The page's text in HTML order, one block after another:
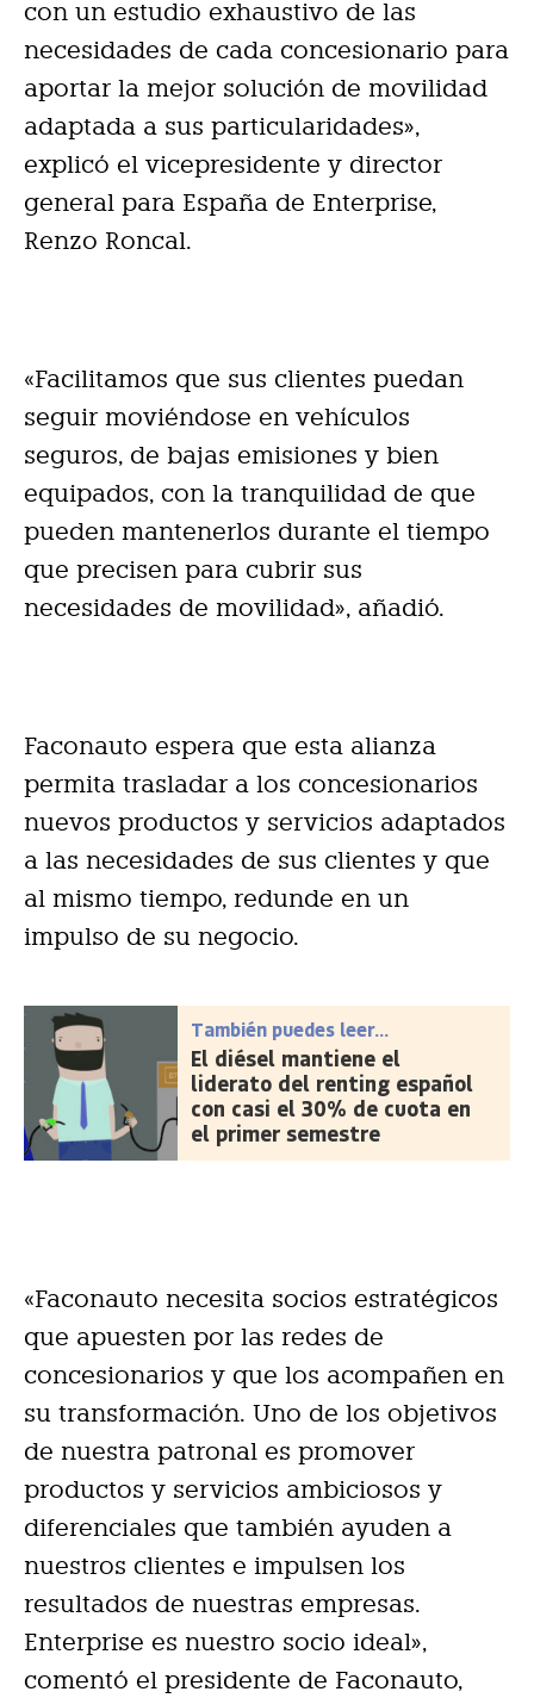
con un estudio exhaustivo de las
necesidades de cada concesionario para
aportar la mejor solución de movilidad
adaptada a sus particularidades»,
explicó el vicepresidente y director
general para España de Enterprise,
Renzo Roncal.
«Facilitamos que sus clientes puedan
seguir moviéndose en vehículos
seguros, de bajas emisiones y bien
equipados, con la tranquilidad de que
pueden mantenerlos durante el tiempo
que precisen para cubrir sus
necesidades de movilidad», añadió.
Faconauto espera que esta alianza
permita trasladar a los concesionarios
nuevos productos y servicios adaptados
a las necesidades de sus clientes y que
al mismo tiempo, redunde en un
impulso de su negocio.
También puedes leer...
El diésel mantiene el
liderato del renting español
con casi el 30% de cuota en
el primer semestre
«Faconauto necesita socios estratégicos
que apuesten por las redes de
concesionarios y que los acompañen en
su transformación. Uno de los objetivos
de nuestra patronal es promover
productos y servicios ambiciosos y
diferenciales que también ayuden a
nuestros clientes e impulsen los
resultados de nuestras empresas.
Enterprise es nuestro socio ideal»,
comentó el presidente de Faconauto,